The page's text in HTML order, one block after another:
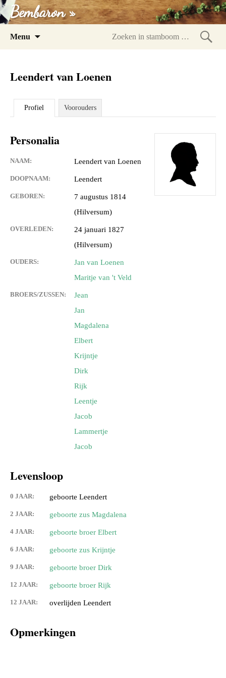
Bembaron »
Menu
Leendert van Loenen
Profiel Voorouders
Personalia
NAAM: Leendert van Loenen
DOOPNAAM: Leendert
GEBOREN:
7 augustus 1814
(Hilversum)
OVERLEDEN:
24 januari 1827
(Hilversum)
OUDERS:
Jan van Loenen
Maritje van 't Veld
BROERS/ZUSSEN:
Jean
Jan
Magdalena
Elbert
Krijntje
Dirk
Rijk
Leentje
Jacob
Lammertje
Jacob
Levensloop
0 JAAR: geboorte Leendert
2 JAAR: geboorte zus Magdalena
4 JAAR: geboorte broer Elbert
6 JAAR: geboorte zus Krijntje
9 JAAR: geboorte broer Dirk
12 JAAR: geboorte broer Rijk
12 JAAR: overlijden Leendert
Opmerkingen